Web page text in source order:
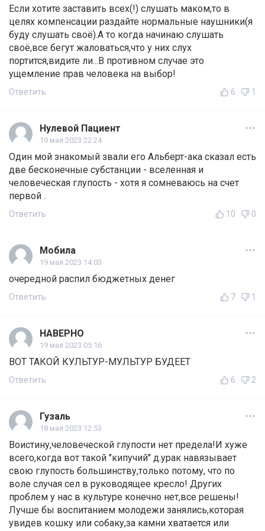
Если хотите заставить всех(!) слушать маком,то в
целях компенсации раздайте нормальные наушники(я
буду слушать своё).А то когда начинаю слушать
своё,все бегут жаловаться,что у них слух
портится,видите ли...В противном случае это
ущемление прав человека на выбор!
Ответить 6 1
Нулевой Пациент
19 мая 2023 22:24
Один мой знакомый звали его Альберт-ака сказал есть
две бесконечные субстанции - вселенная и
человеческая глупость - хотя я сомневаюсь на счет
первой .
Ответить 10 0
Мобила
19 мая 2023 14:03
очередной распил бюджетных денег
Ответить 7 1
НАВЕРНО
19 мая 2023 05:16
ВОТ ТАКОЙ КУЛЬТУР-МУЛЬТУР БУДЕЕТ
Ответить 6 2
Гузаль
18 мая 2023 12:53
Воистину,человеческой глупости нет предела!И хуже
всего,когда вот такой "кипучий" д.урак навязывает
свою глупость большинству,только потому, что по
воле случая сел в руководящее кресло! Других
проблем у нас в культуре конечно нет,все решены!
Лучше бы воспитанием молодежи занялись,которая
увидев кошку или собаку,за камни хватается или